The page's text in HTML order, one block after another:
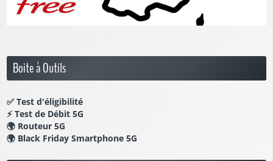
Boite à Outils
✅ Test d'éligibilité
⚡ Test de Débit 5G
🌍 Routeur 5G
🌍 Black Friday Smartphone 5G